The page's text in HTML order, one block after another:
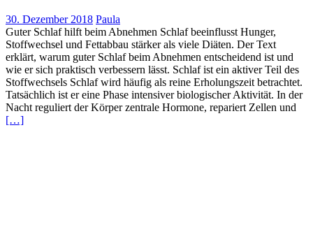
30. Dezember 2018 Paula
Guter Schlaf hilft beim Abnehmen Schlaf beeinflusst Hunger,
Stoffwechsel und Fettabbau stärker als viele Diäten. Der Text
erklärt, warum guter Schlaf beim Abnehmen entscheidend ist und
wie er sich praktisch verbessern lässt. Schlaf ist ein aktiver Teil des
Stoffwechsels Schlaf wird häufig als reine Erholungszeit betrachtet.
Tatsächlich ist er eine Phase intensiver biologischer Aktivität. In der
Nacht reguliert der Körper zentrale Hormone, repariert Zellen und
[…]